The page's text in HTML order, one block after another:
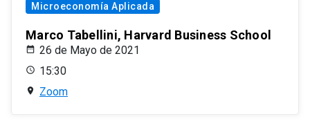
Microeconomía Aplicada
Marco Tabellini, Harvard Business School
26 de Mayo de 2021
15:30
Zoom